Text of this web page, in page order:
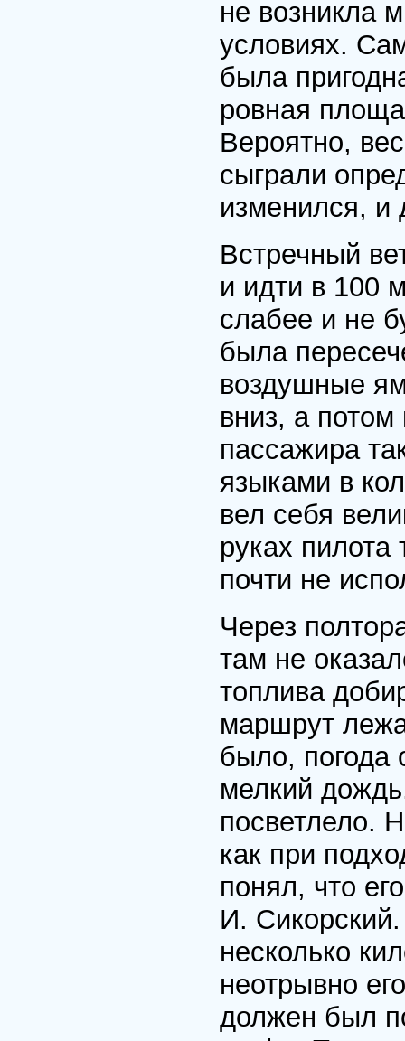
не возникла
условиях.
была
ровная
Вероятно,
сыграли
изменился, и
Встречный
и идти в 100
слабее и не
была
воздушные
вниз, а
пассажира
языками в
вел себя
руках
почти не
Через
там не
топлива
маршрут
было, погода
мелкий
посветлело.
как при
понял, что
И.
несколько
неотрывно
должен был